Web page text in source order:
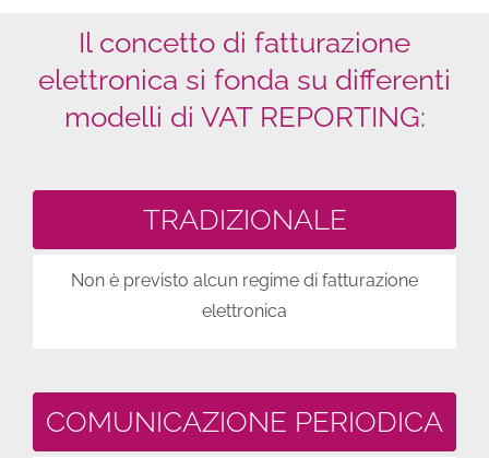
Il concetto di fatturazione
elettronica si fonda su differenti
modelli di VAT REPORTING:
TRADIZIONALE
COMUNICAZIONE PERIODICA
Non è previsto alcun regime di fatturazione
elettronica